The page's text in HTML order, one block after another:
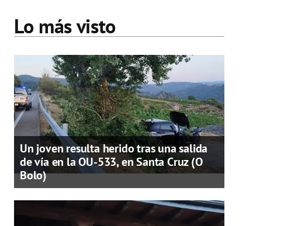
Lo más visto
Un joven resulta herido tras una salida
de vía en la OU-533, en Santa Cruz (O
Bolo)